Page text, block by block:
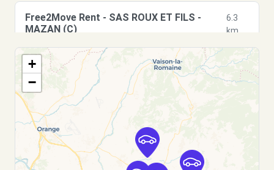
Free2Move Rent - SAS ROUX ET FILS -
MAZAN (C)
6.3
km
LA VENUE DE CARPENTRAS
MAZAN, 84380
Voir l'agence
Free2Move Rent - ATC VAUCLUSE -
ENTRAIGUES-SUR-LA-SORGUE (C)
CHEMIN DU MOURRE DE LUC
+
−